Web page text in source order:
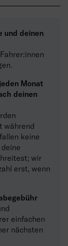
und deinen
Monat
deinen
während
keine
wir
erst, wenn
einfachen
nächsten